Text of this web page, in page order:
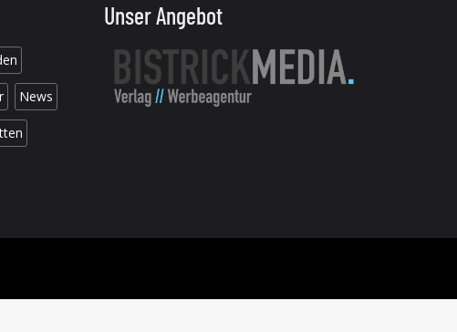
News
Unser Angebot